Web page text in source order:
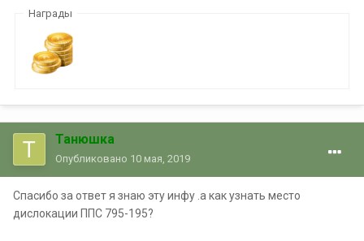
Награды
Танюшка
Опубликовано 10 мая, 2019
Спасибо за ответ я знаю эту инфу .а как узнать место
дислокации ППС 795-195?